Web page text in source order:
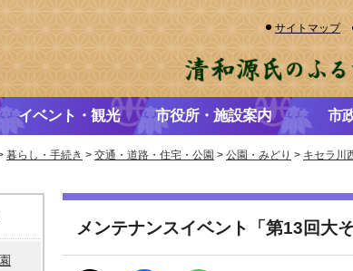
サイトマップ
イベント・観光 市役所・施設案内 市
暮らし・手続き > 交通・道路・住宅・公園 > 公園・みどり > キセラ川
メンテナンスイベント「第13回大